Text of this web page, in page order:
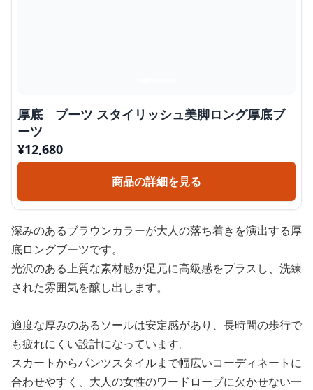
厚底 ブーツ スタイリッシュ美脚ロング厚底ブ
ーツ
¥12,680
商品の詳細を見る
深みのあるブラウンカラーが大人の落ち着きを演出する厚
底ロングブーツです。
光沢のある上質な素材感が足元に高級感をプラスし、洗練
された雰囲気を醸し出します。
適度な厚みのあるソールは安定感があり、長時間の歩行で
も疲れにくい設計になっています。
スカートからパンツスタイルまで幅広いコーディネートに
合わせやすく、大人の女性のワードローブに欠かせない一